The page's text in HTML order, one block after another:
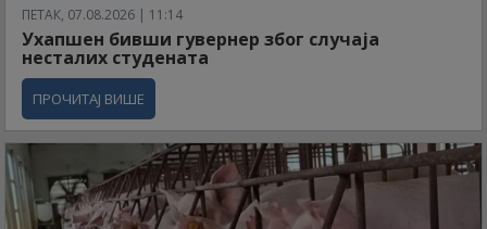
ПЕТАК, 07.08.2026 | 11:14
Ухапшен бивши гувернер због случаја
несталих студената
ПРОЧИТАЈ ВИШЕ